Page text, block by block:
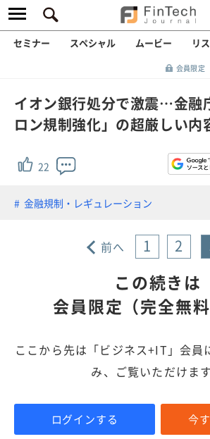
セミナー スペシャル ムービー リ
会員限定
イオン銀行処分で激震…金融
ロン規制強化」の超厳しい
22
金融規制・レギュレーション
前へ 1 2
この続きは
会員限定（完全無
ここから先は「ビジネス+IT」会員
み、ご覧いただけます
ログインする 今